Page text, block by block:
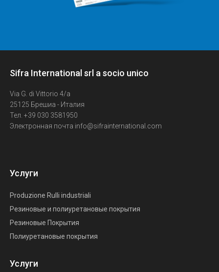
Sifra International srl a socio unico
Via G. di Vittorio 4/a
25125 Брешиа - Италия
Тел. +39 030 3581950
Электронная почта info@sifrainternational.com
Услуги
Produzione Rulli industriali
Резиновые и полиуретановые покрытия
Резиновые Покрытия
Полиуретановые покрытия
Услуги